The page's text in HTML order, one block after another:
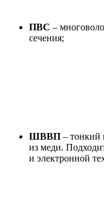
ПВС –
сечения;
ШВВП – тонкий
из меди.
и электронной